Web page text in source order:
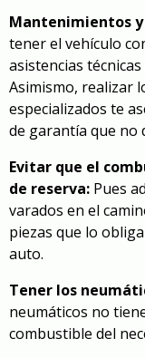
Mantenimientos
tener el vehículo
asistencias
Asimismo, realizar
especializados te
de garantía que no
Evitar que el
de reserva: Pues
varados en el
piezas que lo
auto.
Tener los
neumáticos no
combustible del